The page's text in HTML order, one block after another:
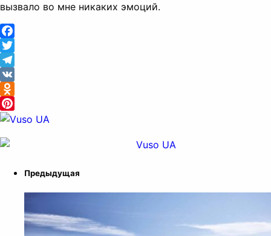
вызвало во мне никаких эмоций.
Facebook
Twitter
Telegram
VK
Odnoklassniki
Pinterest
Предыдущая